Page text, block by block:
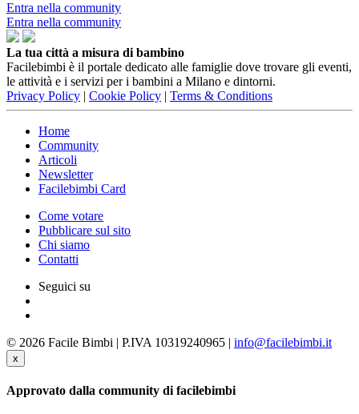
Entra nella community
Entra nella community
La tua città a misura di bambino
Facilebimbi è il portale dedicato alle famiglie dove trovare gli eventi,
le attività e i servizi per i bambini a Milano e dintorni.
Privacy Policy | Cookie Policy | Terms & Conditions
Home
Community
Articoli
Newsletter
Facilebimbi Card
Come votare
Pubblicare sul sito
Chi siamo
Contatti
Seguici su
© 2026 Facile Bimbi | P.IVA 10319240965 | info@facilebimbi.it
x
Approvato dalla community di facilebimbi